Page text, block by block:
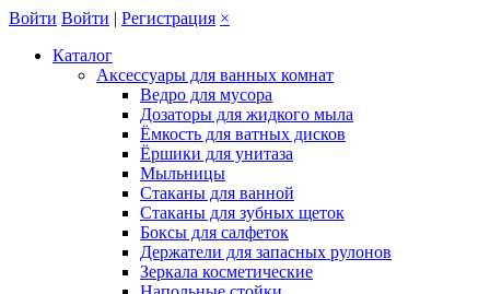
Войти Войти | Регистрация ×
Каталог
Аксессуары для ванных комнат
Ведро для мусора
Дозаторы для жидкого мыла
Ёмкость для ватных дисков
Ёршики для унитаза
Мыльницы
Стаканы для ванной
Стаканы для зубных щеток
Боксы для салфеток
Держатели для запасных рулонов
Зеркала косметические